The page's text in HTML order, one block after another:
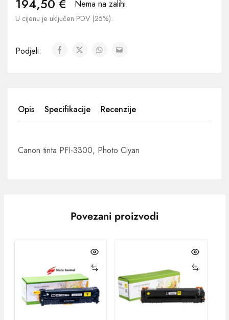
194,50 € Nema na zalihi
U cijenu je uključen PDV (25%).
Podjeli:
Opis Specifikacije Recenzije
Canon tinta PFI-3300, Photo Ciyan
Povezani proizvodi